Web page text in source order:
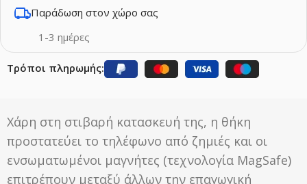
Παράδωση στον χώρο σας
1-3 ημέρες
Τρόποι πληρωμής:
Χάρη στη στιβαρή κατασκευή της, η θήκη
προστατεύει το τηλέφωνο από ζημιές και οι
ενσωματωμένοι μαγνήτες (τεχνολογία MagSafe)
επιτρέπουν μεταξύ άλλων την επαγωγική